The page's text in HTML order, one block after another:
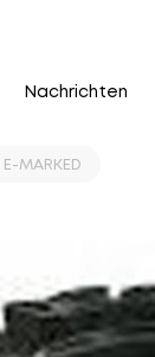
Nachrichten
MARKED